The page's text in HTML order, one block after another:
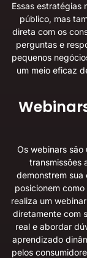
Essas estratégias
público, mas
direta com os
perguntas e
pequenos
um meio eficaz
Os webinars
transmissões
demonstrem sua
posicionem
realiza um
diretamente com
real e abordar
aprendizado
pelos